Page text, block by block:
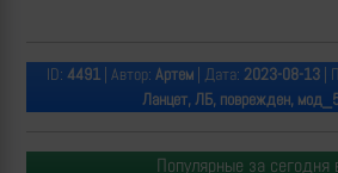
ID: 4491| Автор: Артем| Дата: 2023-08-13|
Ланцет, ЛБ, поврежден,
Популярные за сегодня